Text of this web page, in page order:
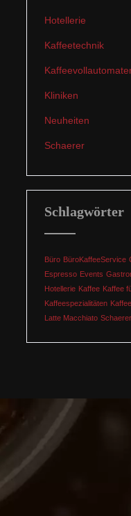
Hotellerie
Kaffeetechnik
Kliniken
Neuheiten
Schaerer
Schlagwörter
Büro BüroKaffeeService
Espresso Events
Hotellerie Kaffee Kaffee
Kaffeespezialitäten
Latte Macchiato Schaerer